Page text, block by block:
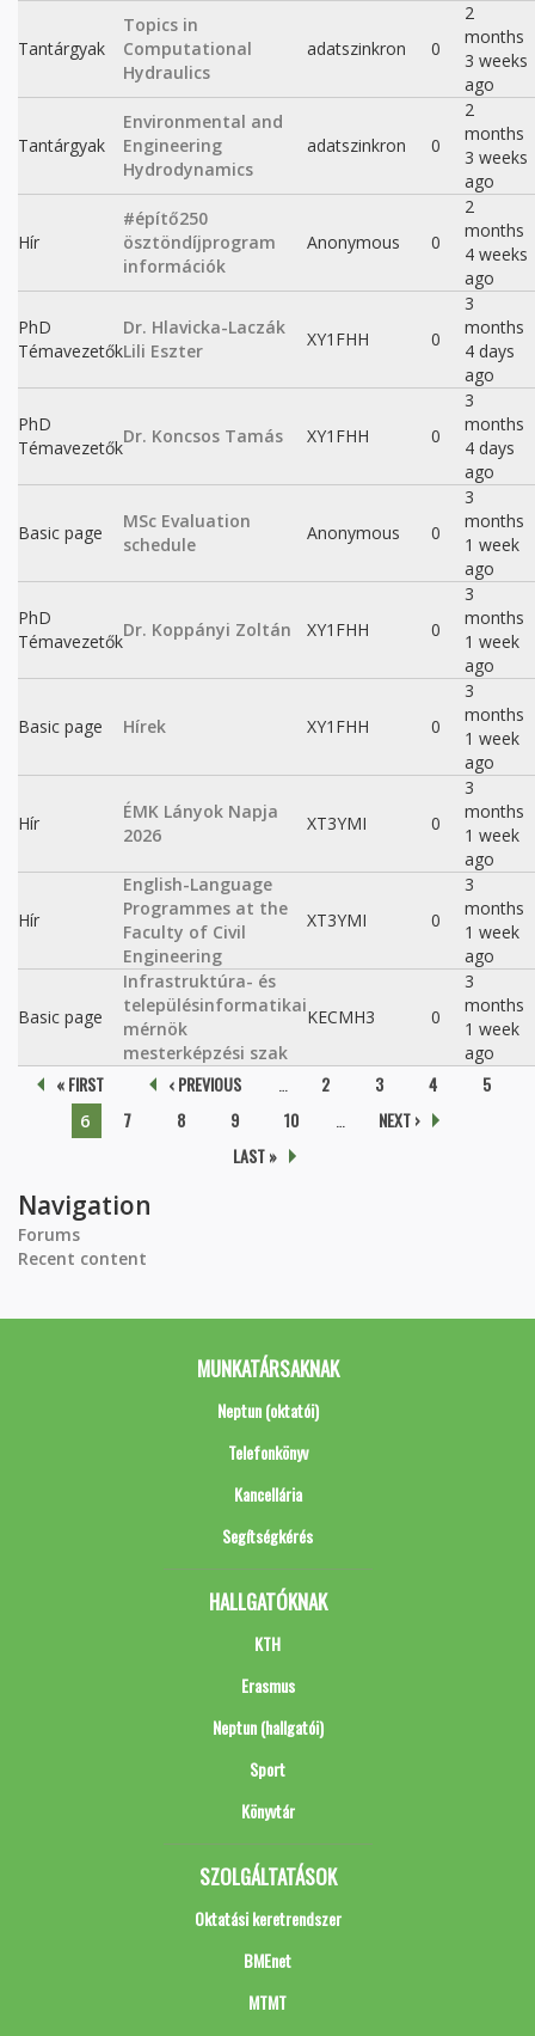
Tantárgyak
Topics in
Computational
Hydraulics
adatszinkron 0
2
months
3 weeks
ago
Tantárgyak
Environmental and
Engineering
Hydrodynamics
adatszinkron 0
2
months
3 weeks
ago
Hír
#építő250
ösztöndíjprogram
információk
Anonymous 0
2
months
4 weeks
ago
PhD
Témavezetők
Dr. Hlavicka-Laczák
Lili Eszter
XY1FHH 0
3
months
4 days
ago
PhD
Témavezetők
Dr. Koncsos Tamás XY1FHH 0
3
months
4 days
ago
Basic page
MSc Evaluation
schedule
Anonymous 0
3
months
1 week
ago
PhD
Témavezetők
Dr. Koppányi Zoltán XY1FHH 0
3
months
1 week
ago
Basic page Hírek XY1FHH 0
3
months
1 week
ago
Hír
ÉMK Lányok Napja
2026
XT3YMI 0
3
months
1 week
ago
Hír
English-Language
Programmes at the
Faculty of Civil
Engineering
XT3YMI 0
3
months
1 week
ago
Basic page
Infrastruktúra- és
településinformatikai
mérnök
mesterképzési szak
KECMH3 0
3
months
1 week
ago
Pages
« FIRST ‹ PREVIOUS 2 3 4 5
6 7 8 9 10
NEXT ›
LAST »
Navigation
Forums
Recent content
MUNKATÁRSAKNAK
Neptun (oktatói)
Telefonkönyv
Kancellária
Segítségkérés
HALLGATÓKNAK
KTH
Erasmus
Neptun (hallgatói)
Sport
Könyvtár
SZOLGÁLTATÁSOK
Oktatási keretrendszer
BMEnet
MTMT